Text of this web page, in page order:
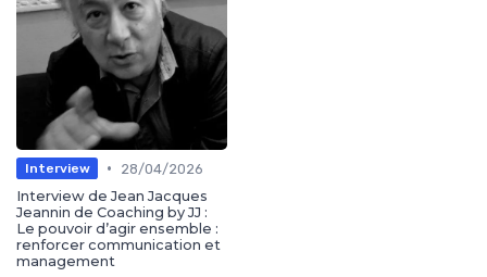
Interview •
28/04/2026
Interview de Jean Jacques
Jeannin de Coaching by JJ :
Le pouvoir d’agir ensemble :
renforcer communication et
management